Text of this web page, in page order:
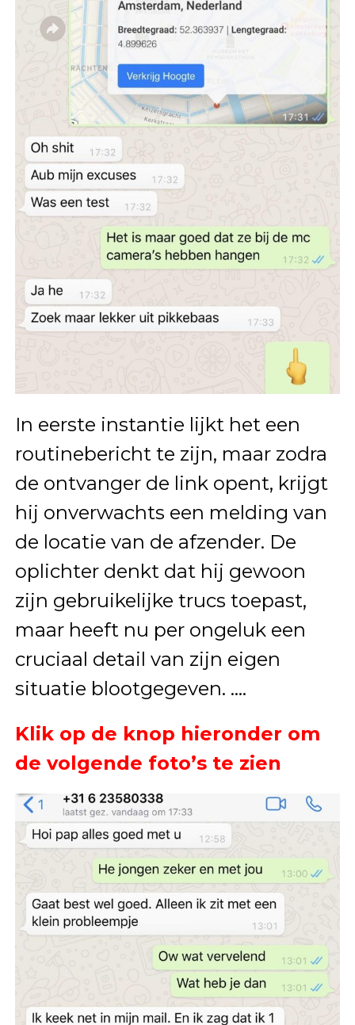
In eerste instantie lijkt het een
routinebericht te zijn, maar zodra
de ontvanger de link opent, krijgt
hij onverwachts een melding van
de locatie van de afzender. De
oplichter denkt dat hij gewoon
zijn gebruikelijke trucs toepast,
maar heeft nu per ongeluk een
cruciaal detail van zijn eigen
situatie blootgegeven. ….
Klik op de knop hieronder om
de volgende foto’s te zien